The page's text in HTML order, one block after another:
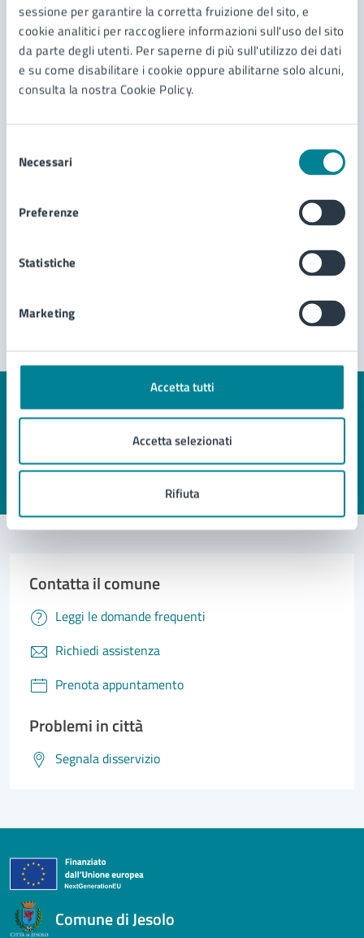
sessione per garantire la corretta fruizione del sito, e
cookie analitici per raccogliere informazioni sull'uso del sito
da parte degli utenti. Per saperne di più sull'utilizzo dei dati
e su come disabilitare i cookie oppure abilitarne solo alcuni,
consulta la nostra Cookie Policy.
delNecessari
Preferenze
Statistiche
Marketing
Accetta tutti
Accetta selezionati
Rifiuta
Servizi
Richiesta di A.U.A. per acque reflue depurate
fognatura
dell'impianto di autoclave
fognario di acque reflue domestiche
Quanto sono chiare le informazioni su questa
Valuta 5 stelle su 5
Valuta 4 stelle su 5
Valuta 3 stelle su 5
Contatta il comune
Leggi le domande frequenti
Richiedi assistenza
Prenota appuntamento
Problemi in città
Segnala disservizio
Comune di Jesolo